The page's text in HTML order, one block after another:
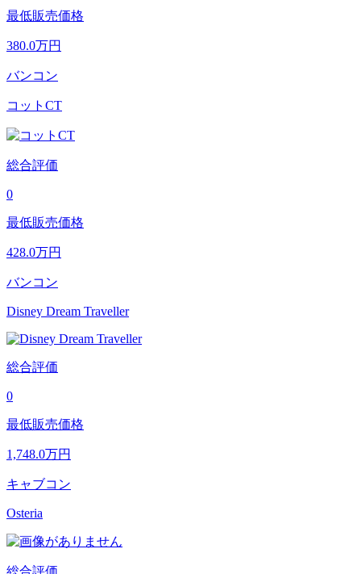
最低販売価格
380.0万円
バンコン
コットCT
総合評価
0
最低販売価格
428.0万円
バンコン
Disney Dream Traveller
総合評価
0
最低販売価格
1,748.0万円
キャブコン
Osteria